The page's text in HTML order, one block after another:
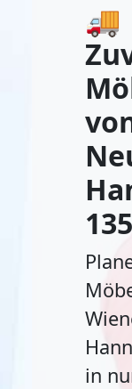
🚚
in